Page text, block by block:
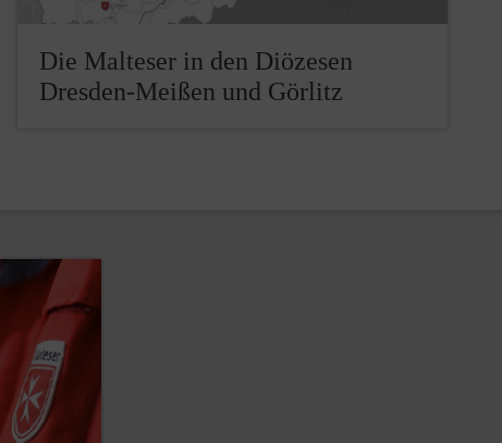
Die Malteser in den Diözesen
Dresden-Meißen und Görlitz